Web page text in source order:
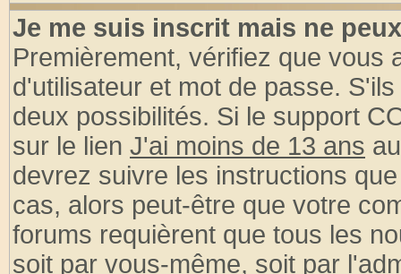
Je me suis inscrit mais ne
Premièrement, vérifiez que vous
d'utilisateur et mot de passe.
deux possibilités. Si le support
sur le lien J'ai moins de 13 ans
devrez suivre les instructions
cas, alors peut-être que votre
forums requièrent que tous les
soit par vous-même, soit par